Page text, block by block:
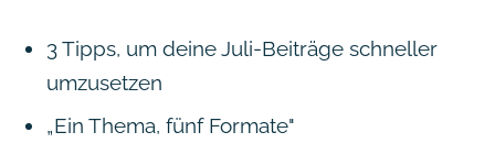
3 Tipps, um deine Juli-Beiträge schneller
umzusetzen
„Ein Thema, fünf Formate"